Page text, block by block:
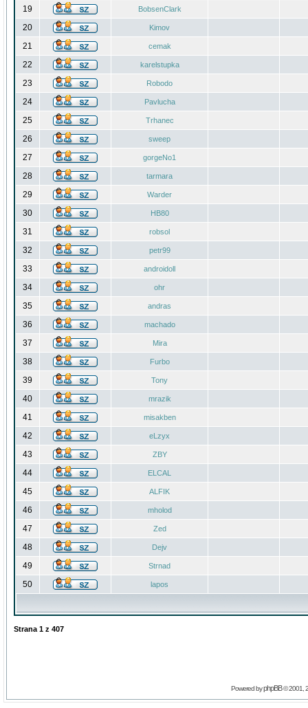
19 BobsenClark
20 Kimov
21 cemak
22 karelstupka
23 Robodo
24 Pavlucha
25 Trhanec
26 sweep
27 gorgeNo1
28 tarmara
29 Warder
30 HB80
31 robsol
32 petr99
33 androidoll
34 ohr
35 andras
36 machado
37 Mira
38 Furbo
39 Tony
40 mrazik
41 misakben
42 eLzyx
43 ZBY
44 ELCAL
45 ALFIK
46 mholod
47 Zed
48 Dejv
49 Strnad
50 lapos
Strana 1 z 407
Powered byphpBB© 2001,